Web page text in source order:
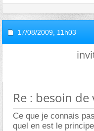
17/08/2009, 11h03
Re : besoin
Ce que je connais
quel en est le